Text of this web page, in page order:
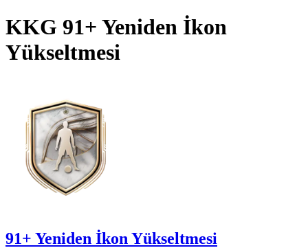
KKG 91+ Yeniden İkon
Yükseltmesi
91+ Yeniden İkon Yükseltmesi